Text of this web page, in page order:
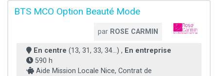
BTS MCO Option Beauté Mode
par ROSE CARMIN
En centre (13, 31, 33, 34...) , En entreprise
590 h
Aide Mission Locale Nice, Contrat de